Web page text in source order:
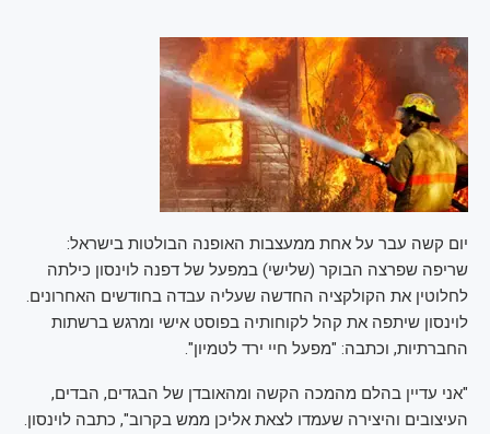
יום קשה עבר על אחת ממעצבות האופנה הבולטות בישראל:
שריפה שפרצה הבוקר (שלישי) במפעל של דפנה לוינסון כילתה
לחלוטין את הקולקציה החדשה שעליה עבדה בחודשים האחרונים.
לוינסון שיתפה את קהל לקוחותיה בפוסט אישי ומרגש ברשתות
החברתיות, וכתבה: "מפעל חיי ירד לטמיון".
"אני עדיין בהלם מהמכה הקשה ומהאובדן של הבגדים, הבדים,
העיצובים והיצירה שעמדו לצאת אליכן ממש בקרוב", כתבה לוינסון.